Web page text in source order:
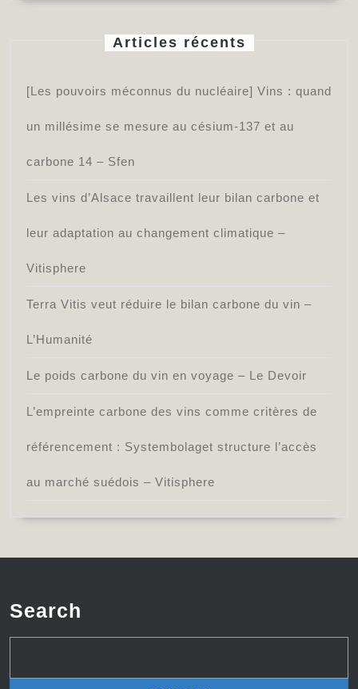
lutte
l’empreinte
du
Info-
Beaune.com
Articles récents
[Les pouvoirs méconnus du nucléaire] Vins : quand
un millésime se mesure au césium-137 et au
carbone 14 – Sfen
Les vins d’Alsace travaillent leur bilan carbone et
leur adaptation au changement climatique –
Vitisphere
Terra Vitis veut réduire le bilan carbone du vin –
L’Humanité
Le poids carbone du vin en voyage – Le Devoir
L’empreinte carbone des vins comme critères de
référencement : Systembolaget structure l’accès
au marché suédois – Vitisphere
Search